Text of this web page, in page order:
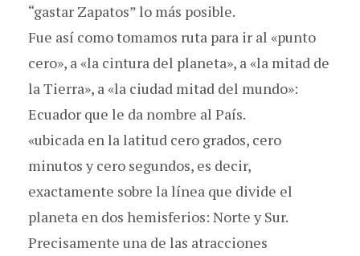
“gastar Zapatos” lo más posible.
Fue así como tomamos ruta para ir al «punto
cero», a «la cintura del planeta», a «la mitad de
la Tierra», a «la ciudad mitad del mundo»:
Ecuador que le da nombre al País.
«ubicada en la latitud cero grados, cero
minutos y cero segundos, es decir,
exactamente sobre la línea que divide el
planeta en dos hemisferios: Norte y Sur.
Precisamente una de las atracciones